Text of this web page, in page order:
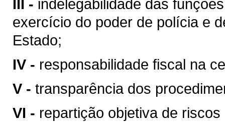
III - indelegabilidade das
exercício do poder de polícia e
Estado;
IV - responsabilidade fiscal na
V - transparência dos
VI - repartição objetiva de